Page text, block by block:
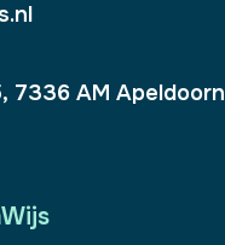
7336 AM Apeldoorn